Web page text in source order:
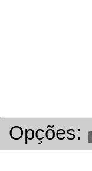
Opções: